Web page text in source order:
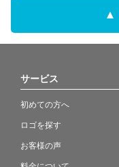
サービス
初めての方へ
ロゴを探す
お客様の声